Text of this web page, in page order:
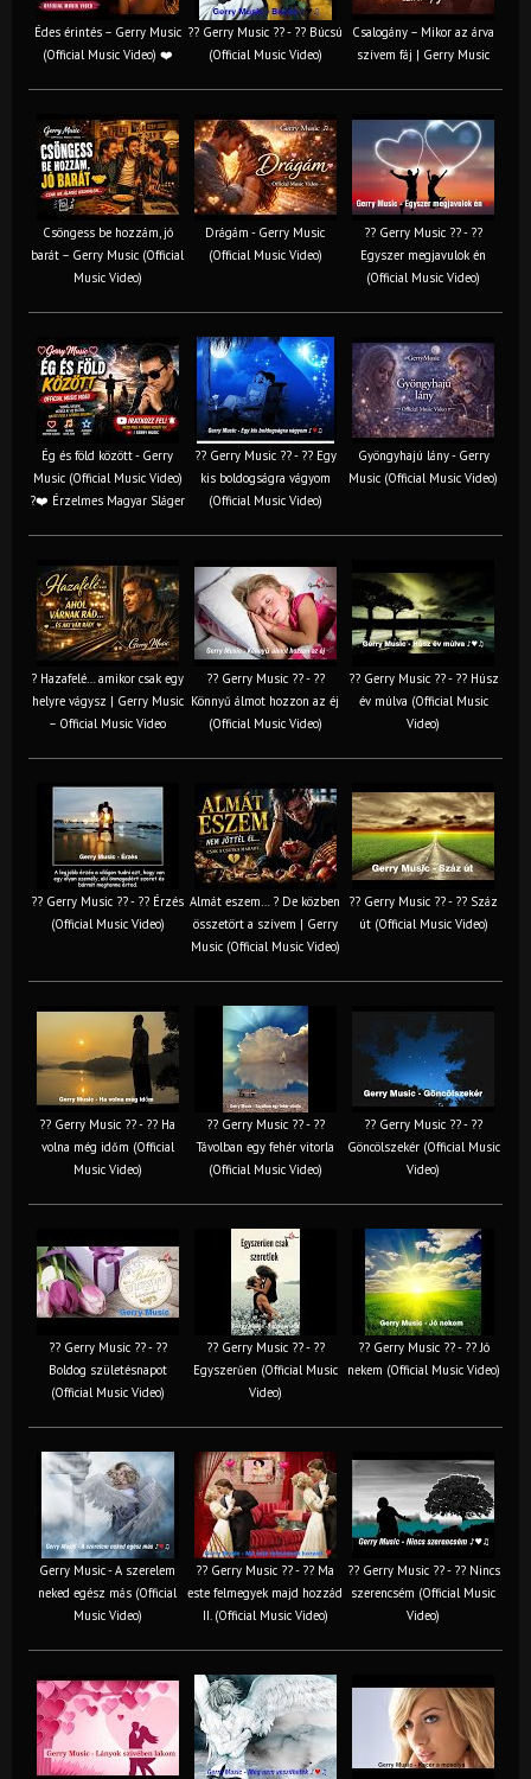
Édes érintés – Gerry Music
(Official Music Video) ❤️
?? Gerry Music ?? - ?? Búcsú
(Official Music Video)
Csalogány – Mikor az árva
szívem fáj | Gerry Music
Csöngess be hozzám, jó
barát – Gerry Music (Official
Music Video)
Drágám - Gerry Music
(Official Music Video)
?? Gerry Music ?? - ??
Egyszer megjavulok én
(Official Music Video)
Ég és föld között - Gerry
Music (Official Music Video)
?❤️ Érzelmes Magyar Sláger
?? Gerry Music ?? - ?? Egy
kis boldogságra vágyom
(Official Music Video)
Gyöngyhajú lány - Gerry
Music (Official Music Video)
? Hazafelé… amikor csak egy
helyre vágysz | Gerry Music
– Official Music Video
?? Gerry Music ?? - ??
Könnyű álmot hozzon az éj
(Official Music Video)
?? Gerry Music ?? - ?? Húsz
év múlva (Official Music
Video)
?? Gerry Music ?? - ?? Érzés
(Official Music Video)
Almát eszem… ? De közben
összetört a szívem | Gerry
Music (Official Music Video)
?? Gerry Music ?? - ?? Száz
út (Official Music Video)
?? Gerry Music ?? - ?? Ha
volna még időm (Official
Music Video)
?? Gerry Music ?? - ??
Távolban egy fehér vitorla
(Official Music Video)
?? Gerry Music ?? - ??
Göncölszekér (Official Music
Video)
?? Gerry Music ?? - ??
Boldog születésnapot
(Official Music Video)
?? Gerry Music ?? - ??
Egyszerűen (Official Music
Video)
?? Gerry Music ?? - ?? Jó
nekem (Official Music Video)
Gerry Music - A szerelem
neked egész más (Official
Music Video)
?? Gerry Music ?? - ?? Ma
este felmegyek majd hozzád
II. (Official Music Video)
?? Gerry Music ?? - ?? Nincs
szerencsém (Official Music
Video)